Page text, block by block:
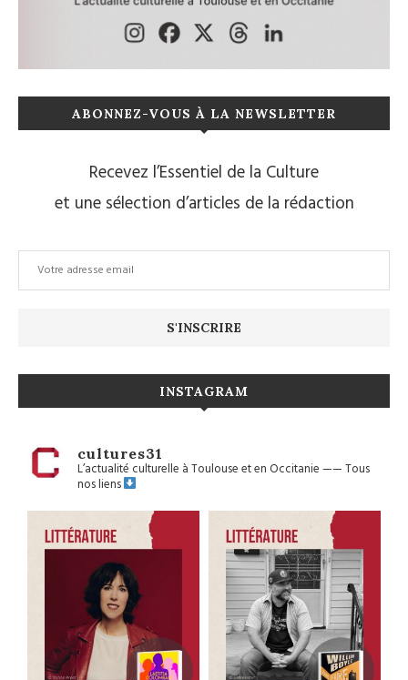
ABONNEZ-VOUS À LA NEWSLETTER
Recevez l’Essentiel de la Culture
et une sélection d’articles de la rédaction
INSTAGRAM
cultures31
L’actualité culturelle à Toulouse et en Occitanie——Tous
nos liens